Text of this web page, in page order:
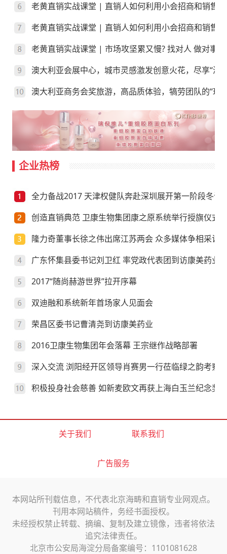
老黄直销实战课堂 | 直销人如何利用小会招商和销售
老黄直销实战课堂 | 直销人如何利用小会招商和销售
老黄直销实战课堂 | 市场攻坚累又慢? 找对人 做对事
澳大利亚会展中心，城市灵感激发创意火花，尽享“澳”
澳大利亚商务会奖旅游，高品质体验，犒劳团队的“玩”
企业热榜
全力备战2017 天津权健队奔赴深圳展开第一阶段冬训
创造直销典范 卫康生物集团康之原系统举行授旗仪式
隆力奇董事长徐之伟出席江苏两会 众多媒体争相采访
广东怀集县委书记刘卫红 率党政代表团到访康美药业
2017“随尚赫游世界”拉开序幕
双迪融和系统新年首场家人见面会
荣昌区委书记曹清尧到访康美药业
2016卫康生物集团年会落幕 王宗继作战略部署
深入交流 浏阳经开区领导肖赛男一行莅临绿之韵考察
积极投身社会慈善 如新麦欧文再获上海白玉兰纪念奖
关于我们 联系我们
广告服务
本网站所刊载信息，不代表北京海畴和直销专业网观点。
刊用本网站稿件，务经书面授权。
未经授权禁止转载、摘编、复制及建立镜像，违者将依法
追究法律责任。
北京市公安局海淀分局备案编号：1101081628